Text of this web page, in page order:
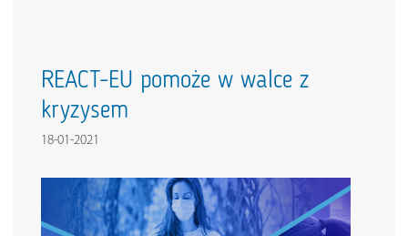
REACT-EU pomoże w walce z
kryzysem
18-01-2021